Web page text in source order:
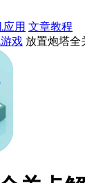
应用 文章教程
戏 放置炮塔全